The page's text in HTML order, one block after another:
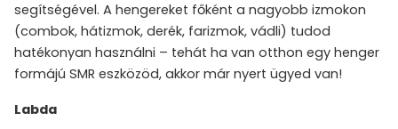
segítségével. A hengereket főként a nagyobb izmokon
(combok, hátizmok, derék, farizmok, vádli) tudod
hatékonyan használni – tehát ha van otthon egy henger
formájú SMR eszközöd, akkor már nyert ügyed van!
Labda